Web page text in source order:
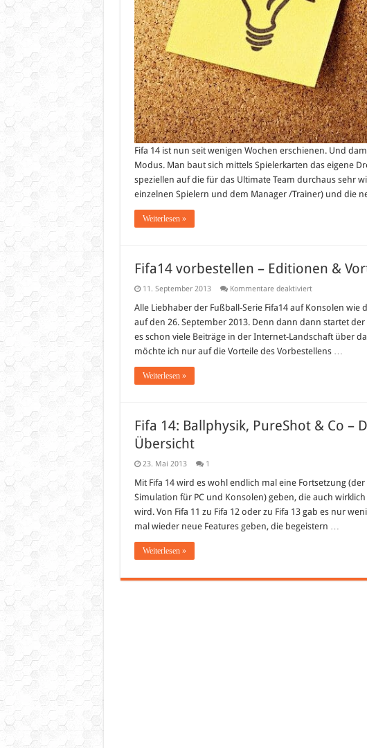
Fifa 14 ist nun seit wenigen Wochen erschienen. Und
Modus. Man baut sich mittels Spielerkarten das eigene
speziellen auf die für das Ultimate Team durchaus sehr
einzelnen Spielern und dem Manager /Trainer) und die
Weiterlesen »
Fifa14 vorbestellen – Editionen &
11. September 2013 Kommentare deaktiviertfür
vorbestellen
Editionen
&
Vorteile
Alle Liebhaber der Fußball-Serie Fifa14 auf Konsolen wie
auf den 26. September 2013. Denn dann dann startet
es schon viele Beiträge in der Internet-Landschaft über
möchte ich nur auf die Vorteile des Vorbestellens …
Weiterlesen »
Fifa 14: Ballphysik, PureShot & Co –
Übersicht
23. Mai 2013 1
Mit Fifa 14 wird es wohl endlich mal eine Fortsetzung
Simulation für PC und Konsolen) geben, die auch
wird. Von Fifa 11 zu Fifa 12 oder zu Fifa 13 gab es nur
mal wieder neue Features geben, die begeistern …
Weiterlesen »